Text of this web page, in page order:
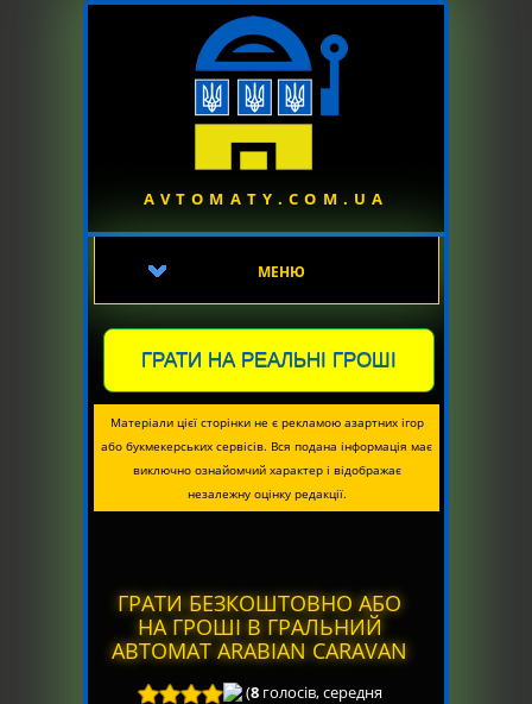
AVTOMATY.COM.UA
МЕНЮ
ГРАТИ НА РЕАЛЬНІ ГРОШІ
Матеріали цієї сторінки не є рекламою азартних ігор
або букмекерських сервісів. Вся подана інформація має
виключно ознайомчий характер і відображає
незалежну оцінку редакції.
ГРАТИ БЕЗКОШТОВНО АБО
НА ГРОШІ В ГРАЛЬНИЙ
АВТОМАТ ARABIAN CARAVAN
(8голосів, середня